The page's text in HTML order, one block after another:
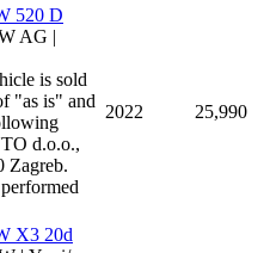
520 D
AG |
is sold
"as is" and
d.o.o.,
Zagreb.
2022 25,990
X3 20d